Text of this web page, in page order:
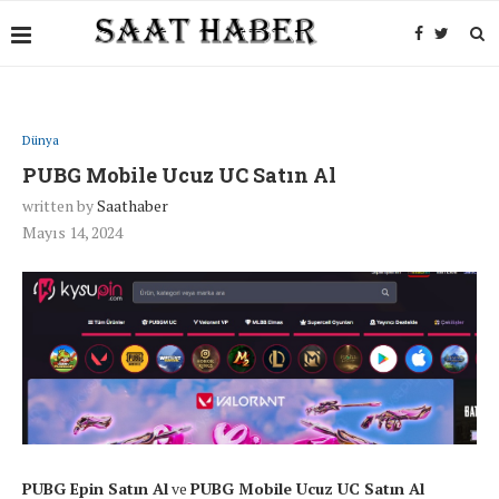
Dünya
PUBG Mobile Ucuz UC Satın Al
written bySaathaber
Mayıs 14, 2024
PUBG Epin Satın Alve PUBG Mobile Ucuz UC Satın Al